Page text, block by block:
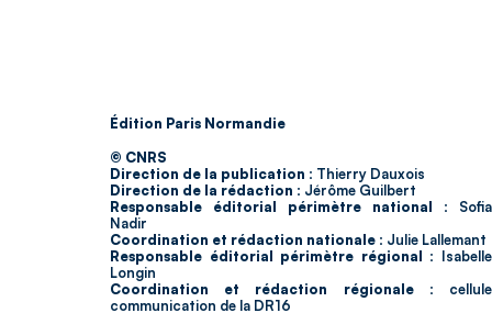
Édition Paris Normandie
© CNRS
Direction de la publication : Thierry Dauxois
Direction de la rédaction : Jérôme Guilbert
Responsable éditorial périmètre national : Sofia
Nadir
Coordination et rédaction nationale : Julie Lallemant
Responsable éditorial périmètre régional : Isabelle
Longin
Coordination et rédaction régionale : cellule
communication de la DR16